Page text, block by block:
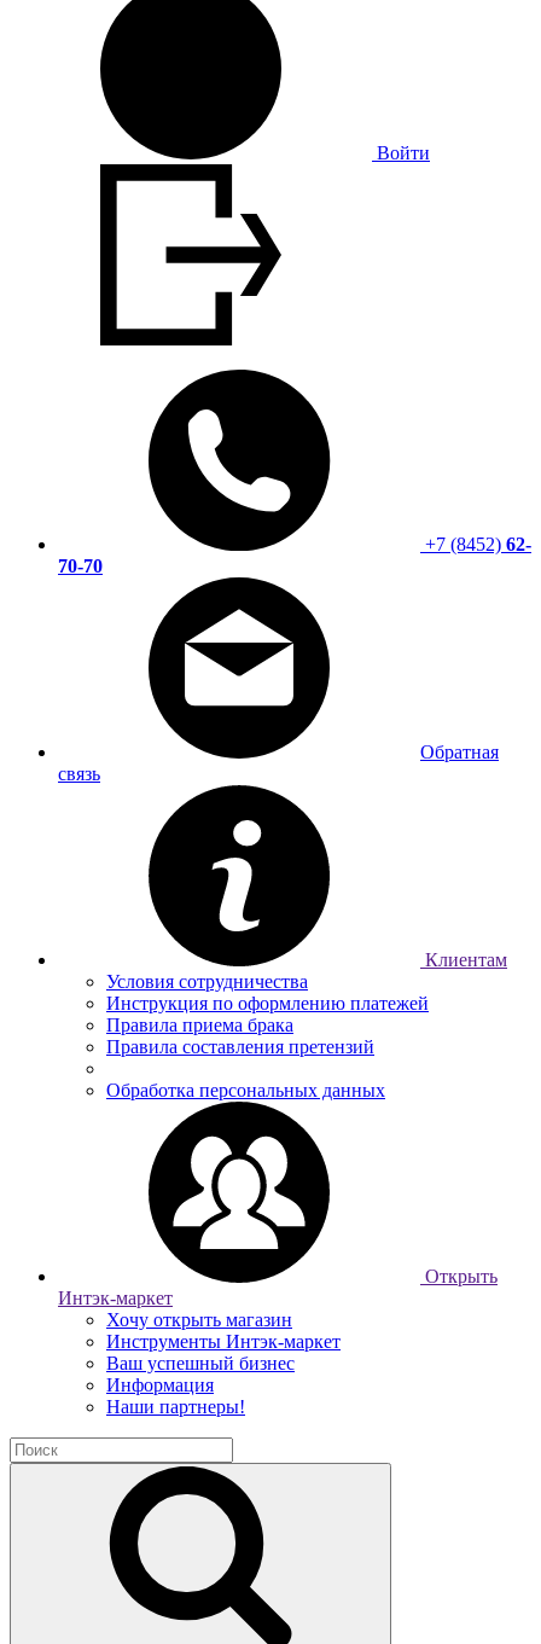
Войти
+7 (8452) 62-
70-70
Обратная
связь
Клиентам
Условия сотрудничества
Инструкция по оформлению платежей
Правила приема брака
Правила составления претензий
Обработка персональных данных
Открыть
Интэк-маркет
Хочу открыть магазин
Инструменты Интэк-маркет
Ваш успешный бизнес
Информация
Наши партнеры!